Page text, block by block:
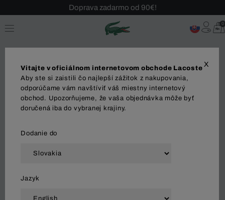
Doprava zadarmo od 90€!
Sezónny výpredaj až -40 %!
Bezplatné vrátenie!
0
BOYS
X
Vitajte v oficiálnom internetovom obchode Lacoste
Aby ste si zaistili čo najlepší zážitok z nakupovania,
odporúčame vám navštíviť váš miestny internetový
obchod. Upozorňujeme, že vaša objednávka môže byť
doručená iba do vybranej krajiny.
Dodanie do
Jazyk